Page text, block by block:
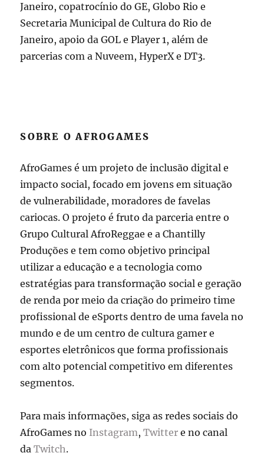
Janeiro, copatrocínio do GE, Globo Rio e
Secretaria Municipal de Cultura do Rio de
Janeiro, apoio da GOL e Player 1, além de
parcerias com a Nuveem, HyperX e DT3.
SOBRE O AFROGAMES
AfroGames é um projeto de inclusão digital e
impacto social, focado em jovens em situação
de vulnerabilidade, moradores de favelas
cariocas. O projeto é fruto da parceria entre o
Grupo Cultural AfroReggae e a Chantilly
Produções e tem como objetivo principal
utilizar a educação e a tecnologia como
estratégias para transformação social e geração
de renda por meio da criação do primeiro time
profissional de eSports dentro de uma favela no
mundo e de um centro de cultura gamer e
esportes eletrônicos que forma profissionais
com alto potencial competitivo em diferentes
segmentos.
Para mais informações, siga as redes sociais do
AfroGames no Instagram,Twitter e no canal
daTwitch.